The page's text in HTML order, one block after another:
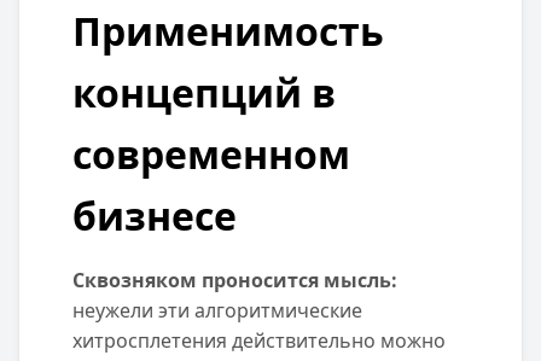
Применимость
концепций в
современном
бизнесе
Сквозняком проносится мысль:
неужели эти алгоритмические
хитросплетения действительно можно